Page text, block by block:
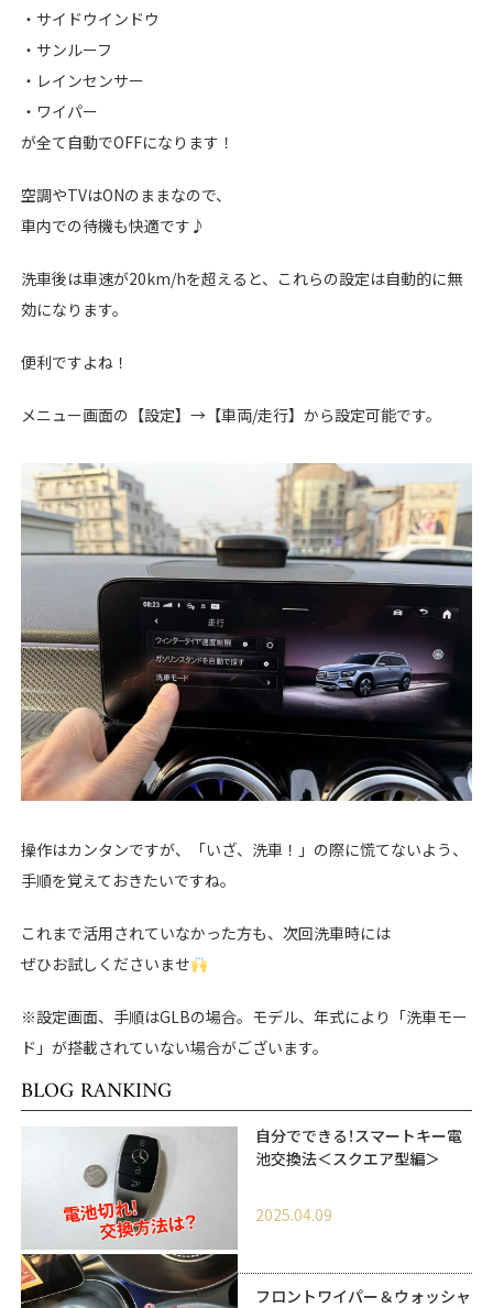
・サイドウインドウ
・サンルーフ
・レインセンサー
・ワイパー
が全て自動でOFFになります！
空調やTVはONのままなので、
車内での待機も快適です♪
洗車後は車速が20km/hを超えると、これらの設定は自動的に無
効になります。
便利ですよね！
メニュー画面の【設定】→【車両/走行】から設定可能です。
操作はカンタンですが、「いざ、洗車！」の際に慌てないよう、
手順を覚えておきたいですね。
これまで活用されていなかった方も、次回洗車時には
ぜひお試しくださいませ
※設定画面、手順はGLBの場合。モデル、年式により「洗車モー
ド」が搭載されていない場合がございます。
BLOG RANKING
自分でできる！スマートキー電
池交換法＜スクエア型編＞
2025.04.09
フロントワイパー＆ウォッシャ